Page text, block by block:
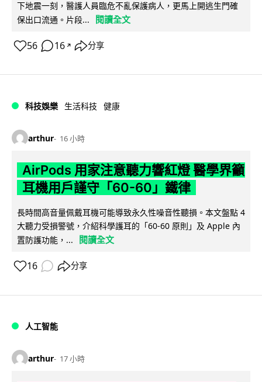
下地震一刻，醫護人員臨危不亂保護病人，更馬上開逃生門確
保出口流通。片段...
閱讀全文
56 16 ↗ 分享
科技娛樂 生活科技 健康
arthur 16 小時
AirPods 用家注意聽力響紅燈 醫學界籲
耳機用戶謹守「60-60」鐵律
長時間高音量佩戴耳機可能導致永久性噪音性聽損。本文盤點 4
大聽力受損警號，介紹科學護耳的「60-60 原則」及 Apple 內
置防護功能，...
閱讀全文
16 分享
人工智能
arthur 17 小時